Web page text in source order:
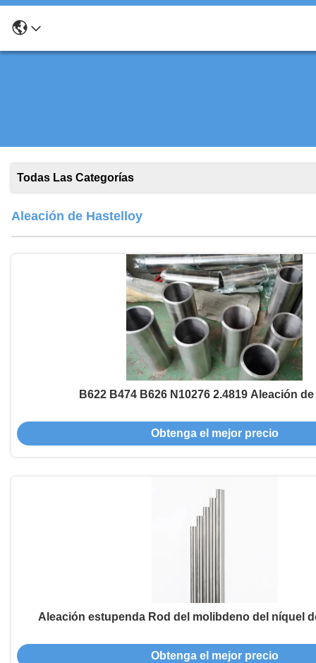
Todas Las Categorías
Aleación de Hastelloy
B622 B474 B626 N10276 2.4819 Aleación
Obtenga el mejor precio
Aleación estupenda Rod del molibdeno del níquel
Obtenga el mejor precio